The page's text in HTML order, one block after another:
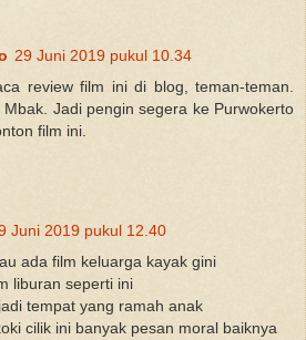
29 Juni 2019 pukul 10.34
review film ini di blog, teman-teman.
Jadi pengin segera ke Purwokerto
film ini.
Juni 2019 pukul 12.40
ada film keluarga kayak gini
liburan seperti ini
tempat yang ramah anak
cilik ini banyak pesan moral baiknya